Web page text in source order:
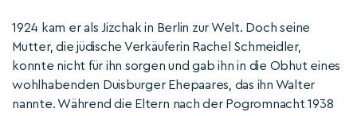
1924 kam er als Jizchak in Berlin zur Welt. Doch seine
Mutter, die jüdische Verkäuferin Rachel Schmeidler,
konnte nicht für ihn sorgen und gab ihn in die Obhut eines
wohlhabenden Duisburger Ehepaares, das ihn Walter
nannte. Während die Eltern nach der Pogromnacht 1938